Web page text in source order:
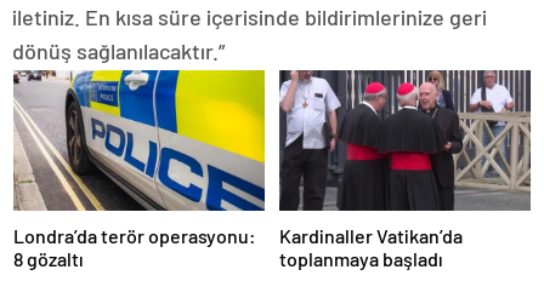
iletiniz. En kısa süre içerisinde bildirimlerinize geri
dönüş sağlanılacaktır.”
Londra’da terör operasyonu:
8 gözaltı
Kardinaller Vatikan’da
toplanmaya başladı